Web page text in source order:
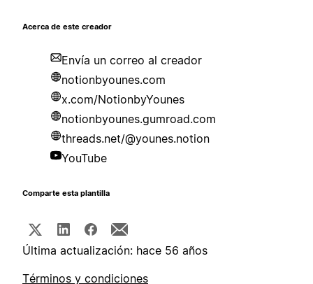
Acerca de este creador
Envía un correo al creador
notionbyounes.com
x.com/NotionbyYounes
notionbyounes.gumroad.com
threads.net/@younes.notion
YouTube
Comparte esta plantilla
Última actualización: hace 56 años
Términos y condiciones